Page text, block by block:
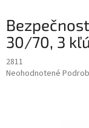
30/70, 3
2811
Priemerné
Neohodnotené